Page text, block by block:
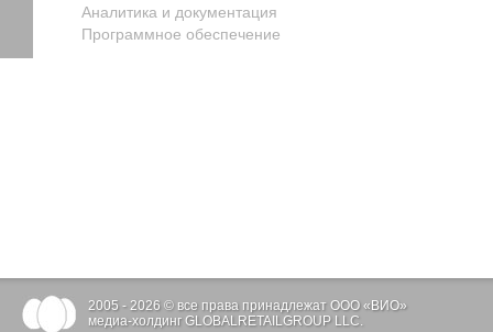
Аналитика и документация
Программное обеспечение
2005 - 2026 © все права принадлежат ООО «ВИО»
медиа-холдинг GLOBALRETAILGROUP LLC.